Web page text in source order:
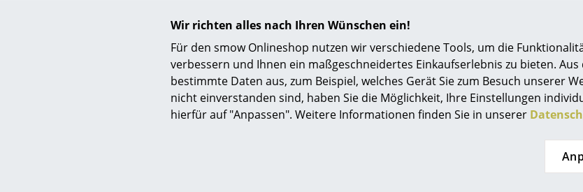
Wir richten alles nach Ihren Wünschen ein!
Für den smow Onlineshop nutzen wir verschiedene Tools, um die
verbessern und Ihnen ein maßgeschneidertes Einkaufserlebnis zu bieten.
bestimmte Daten aus, zum Beispiel, welches Gerät Sie zum Besuch unserer
nicht einverstanden sind, haben Sie die Möglichkeit, Ihre Einstellungen
hierfür auf "Anpassen". Weitere Informationen finden Sie in unserer
Outdoorherstellers, wie zum Beispiel der Grid oder der
1970er Jahren pflanzt der Möbelhersteller die Bäume zur
in Indonesien an und garantiert so nachhaltigen Anbau und